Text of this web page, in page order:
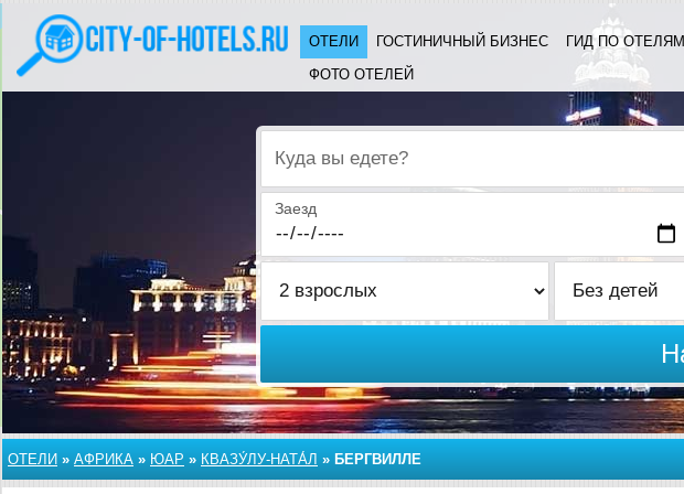
ОТЕЛИ ГОСТИНИЧНЫЙ БИЗНЕС ГИД ПО ОТЕЛЯМ
ФОТО ОТЕЛЕЙ
Куда вы едете?
Заезд
ОТЕЛИ » АФРИКА » ЮАР » КВАЗУ́ЛУ-НАТА́Л » БЕРГВИЛЛЕ